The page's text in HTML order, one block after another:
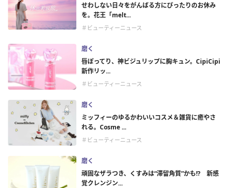
せわしない日々をがんばる方にぴったりのお休み
を。花王「melt...
＃ビューティーニュース
磨く
唇ぽってり、神ビジュリップに胸キュン。CipiCipi
新作リッ...
＃ビューティーニュース
磨く
ミッフィーのゆるかわいいコスメ＆雑貨に癒やさ
れる。Cosme ...
＃ビューティーニュース
磨く
頑固なザラつき、くすみは“滞留角質”かも!? 新感
覚クレンジン...